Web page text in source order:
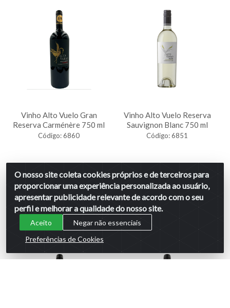
Vinho Alto Vuelo Gran
Reserva Carménère 750 ml
Código: 6860
Faça seu login ou
cadastre-se para
ver preços e
comprar
Vinho Alto Vuelo Reserva
Sauvignon Blanc 750 ml
Código: 6851
Faça seu login ou
cadastre-se para
ver preços e
O nosso site coleta cookies próprios e de terceiros para
proporcionar uma experiência personalizada ao usuário,
apresentar publicidade relevante de acordo com o seu
perfil e melhorar a qualidade do nosso site.
Aceito
Negar não essenciais
Preferências de Cookies